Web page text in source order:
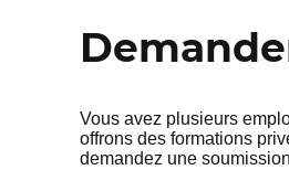
Vous avez plusieurs
offrons des formations
demandez une